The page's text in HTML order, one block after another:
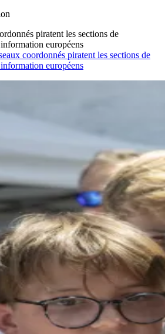
piratent les sections de
européens
coordonnés piratent les sections de
européens